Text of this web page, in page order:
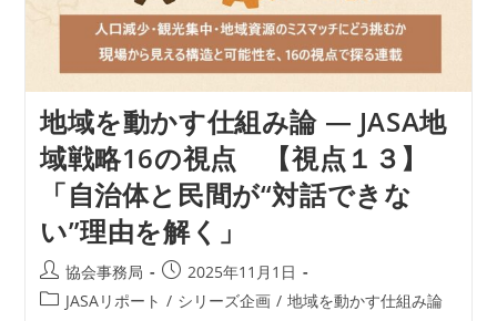
４】
「文
化
財
ら
れ
る
資
源”に
変
え
る
は」
地域を動かす仕組み論 ― JASA地
域戦略16の視点 【視点１３】
「自治体と民間が“対話できな
い”理由を解く」
投
稿
協会事務局
投
稿
2025年11月1日
投 JASAリポート / シリーズ企画 / 地域を動かす仕組み論